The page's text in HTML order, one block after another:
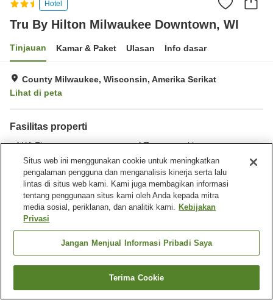
Hotel
Tru By Hilton Milwaukee Downtown, WI
Tinjauan Kamar & Paket Ulasan Info dasar
County Milwaukee, Wisconsin, Amerika Serikat
Lihat di peta
Fasilitas properti
Wi-Fi
Tempat parkir
Restoran
Laundry
Beranda Amerika Serikat Wisconsin
County Milwaukee
Tru By Hilton Milwaukee Downtown, WI
Cari kamar
Situs web ini menggunakan cookie untuk meningkatkan
pengalaman pengguna dan menganalisis kinerja serta lalu
lintas di situs web kami. Kami juga membagikan informasi
tentang penggunaan situs kami oleh Anda kepada mitra
media sosial, periklanan, dan analitik kami. Kebijakan
Privasi
Jangan Menjual Informasi Pribadi Saya
Terima Cookie